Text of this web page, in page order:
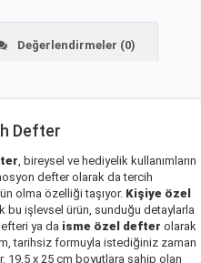
Değerlendirmeler (0)
Defter
, bireysel ve hediyelik kullanımların
defter olarak da tercih
olma özelliği taşıyor. Kişiye özel
bu işlevsel ürün, sunduğu detaylarla
ya da isme özel defter olarak
tarihsiz formuyla istediğiniz zaman
19,5 x 25 cm boyutlara sahip olan